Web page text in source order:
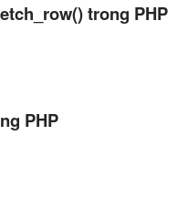
trong PHP
PHP